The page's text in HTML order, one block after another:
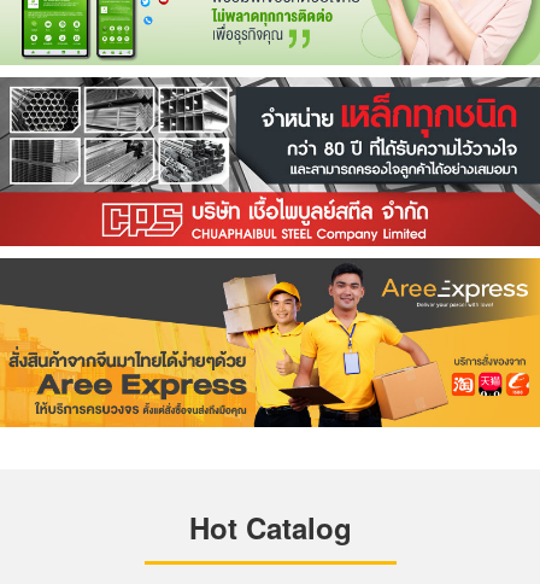
Hot Catalog